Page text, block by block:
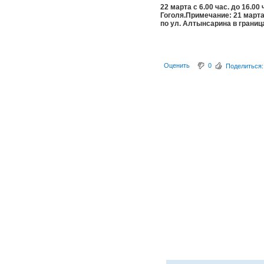
22 марта с 6.00 час. до
Гоголя.Примечание: 21
по ул. Алтынсарина в
Оценить 0 Поделиться: